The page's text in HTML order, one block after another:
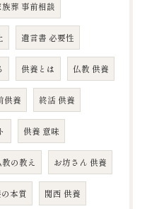
族葬 事前相談
遺言書 必要性
供養とは 仏教 供養
供養 終活 供養
供養 意味
の教え お坊さん 供養
本質 関西 供養